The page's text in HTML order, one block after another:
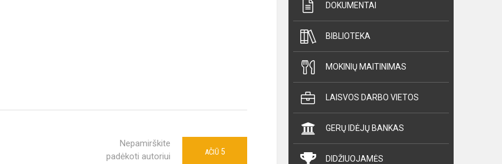
Nepamirškite
padėkoti autoriui
AČIŪ 5
DOKUMENTAI
BIBLIOTEKA
MOKINIŲ MAITINIMAS
LAISVOS DARBO VIETOS
GERŲ IDĖJŲ BANKAS
DIDŽIUOJAMĖS